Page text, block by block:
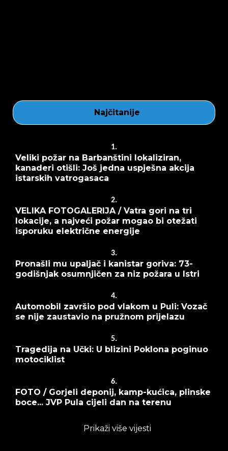
Najčitanije
1.
Veliki požar na Barbanštini lokaliziran,
kanaderi otišli: Još jedna uspješna akcija
istarskih vatrogasaca
2.
VELIKA FOTOGALERIJA / Vatra gori na tri
lokacije, a najveći požar mogao bi otežati
isporuku električne energije
3.
Pronašli mu upaljač i kanistar goriva: 73-
godišnjak osumnjičen za niz požara u Istri
4.
Automobil završio pod vlakom u Puli: Vozač
se nije zaustavio na pružnom prijelazu
5.
Tragedija na Učki: U blizini Poklona poginuo
motociklist
6.
FOTO / Gorjeli deponij, kamp-kućica, plinske
boce... JVP Pula cijeli dan na terenu
Prikaži više vijesti